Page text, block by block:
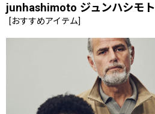
junhashimoto ジュンハシモト
[おすすめアイテム]